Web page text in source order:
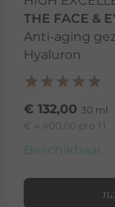
THE FACE &
Anti-aging
Hyaluron
€ 132,00 30 ml
€ 4.400,00 pro 1 l
Beschikbaar